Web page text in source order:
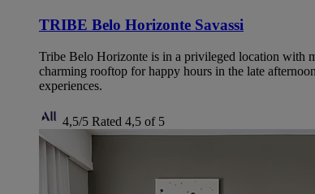
TRIBE Belo Horizonte Savassi
Tribe Belo Horizonte is in a privileged location with
charming rooftop for happy hours in the late
experiences.
4,5/5 Rated 4,5 of 5